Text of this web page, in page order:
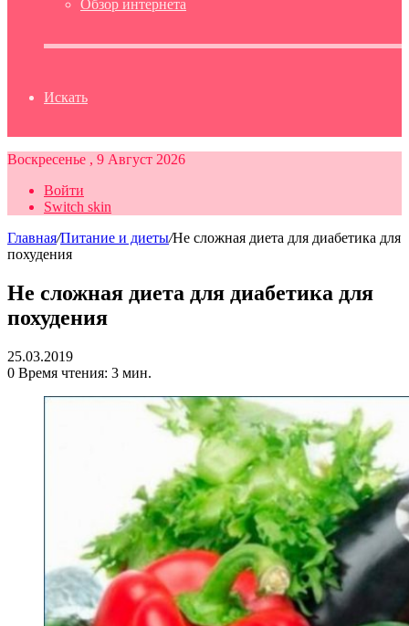
Обзор интернета
Искать
Воскресенье , 9 Август 2026
Войти
Switch skin
Главная/Питание и диеты/Не сложная диета для диабетика для
похудения
Не сложная диета для диабетика для
похудения
25.03.2019
0 Время чтения: 3 мин.